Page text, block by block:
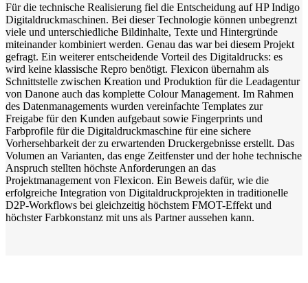
Für die technische Realisierung fiel die Entscheidung auf HP Indigo
Digitaldruckmaschinen. Bei dieser Technologie können unbegrenzt
viele und unterschiedliche Bildinhalte, Texte und Hintergründe
miteinander kombiniert werden. Genau das war bei diesem Projekt
gefragt. Ein weiterer entscheidende Vorteil des Digitaldrucks: es
wird keine klassische Repro benötigt. Flexicon übernahm als
Schnittstelle zwischen Kreation und Produktion für die Leadagentur
von Danone auch das komplette Colour Management. Im Rahmen
des Datenmanagements wurden vereinfachte Templates zur
Freigabe für den Kunden aufgebaut sowie Fingerprints und
Farbprofile für die Digitaldruckmaschine für eine sichere
Vorhersehbarkeit der zu erwartenden Druckergebnisse erstellt. Das
Volumen an Varianten, das enge Zeitfenster und der hohe technische
Anspruch stellten höchste Anforderungen an das
Projektmanagement von Flexicon. Ein Beweis dafür, wie die
erfolgreiche Integration von Digitaldruckprojekten in traditionelle
D2P-Workflows bei gleichzeitig höchstem FMOT-Effekt und
höchster Farbkonstanz mit uns als Partner aussehen kann.